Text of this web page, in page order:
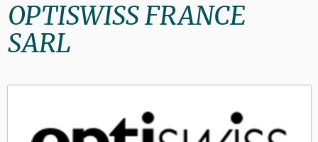
OPTISWISS FRANCE
SARL